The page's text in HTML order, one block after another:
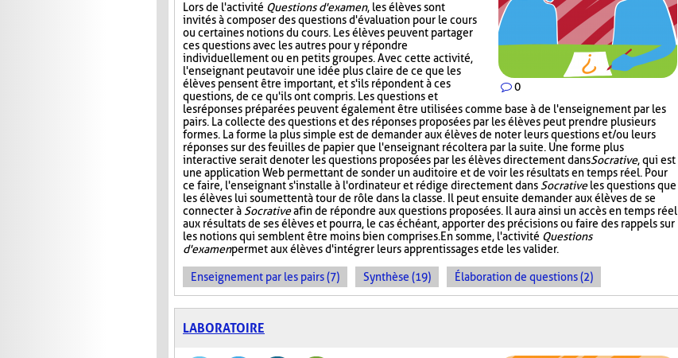
0
Lors de l'activité Questions d'examen, les élèves sont
invités à composer des questions d'évaluation pour le cours
ou certaines notions du cours. Les élèves peuvent partager
ces questions avec les autres pour y répondre
individuellement ou en petits groupes. Avec cette activité,
l'enseignant peut avoir une idée plus claire de ce que les
élèves pensent être important, et s'ils répondent à ces
questions, de ce qu'ils ont compris. Les questions et
les réponses préparées peuvent également être utilisées comme base à de l'enseignement par les
pairs. La collecte des questions et des réponses proposées par les élèves peut prendre plusieurs
formes. La forme la plus simple est de demander aux élèves de noter leurs questions et/ou leurs
réponses sur des feuilles de papier que l'enseignant récoltera par la suite. Une forme plus
interactive serait de noter les questions proposées par les élèves directement dansSocrative, qui est
une application Web permettant de sonder un auditoire et de voir les résultats en temps réel. Pour
ce faire, l'enseignant s'installe à l'ordinateur et rédige directement dansSocrativeles questions que
les élèves lui soumettent à tour de rôle dans la classe. Il peut ensuite demander aux élèves de se
connecter àSocrativeafin de répondre aux questions proposées. Il aura ainsi un accès en temps réel
aux résultats de ses élèves et pourra, le cas échéant, apporter des précisions ou faire des rappels sur
les notions qui semblent être moins bien comprises. En somme, l'activité Questions
d'examenpermet aux élèves d'intégrer leurs apprentissages et de les valider.
Enseignement par les pairs (7) Synthèse (19) Élaboration de questions (2)
LABORATOIRE